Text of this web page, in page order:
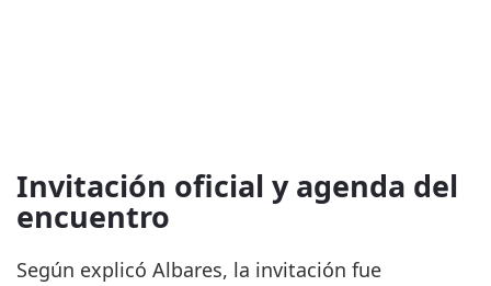
Invitación oficial y agenda del
encuentro
Según explicó Albares, la invitación fue